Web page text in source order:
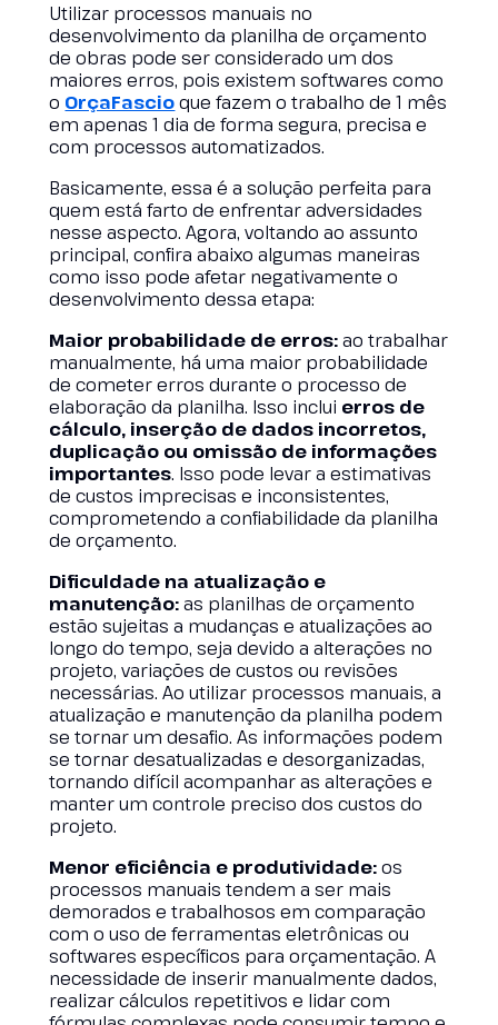
Utilizar processos manuais no
desenvolvimento da planilha de orçamento
de obras pode ser considerado um dos
maiores erros, pois existem softwares como
o OrçaFascioque fazem o trabalho de 1 mês
em apenas 1 dia de forma segura, precisa e
com processos automatizados.
Basicamente, essa é a solução perfeita para
quem está farto de enfrentar adversidades
nesse aspecto. Agora, voltando ao assunto
principal, confira abaixo algumas maneiras
como isso pode afetar negativamente o
desenvolvimento dessa etapa:
Maior probabilidade de erros:ao trabalhar
manualmente, há uma maior probabilidade
de cometer erros durante o processo de
elaboração da planilha. Isso inclui erros de
cálculo, inserção de dados incorretos,
duplicação ou omissão de informações
importantes. Isso pode levar a estimativas
de custos imprecisas e inconsistentes,
comprometendo a confiabilidade da planilha
de orçamento.
Dificuldade na atualização e
manutenção:as planilhas de orçamento
estão sujeitas a mudanças e atualizações ao
longo do tempo, seja devido a alterações no
projeto, variações de custos ou revisões
necessárias. Ao utilizar processos manuais, a
atualização e manutenção da planilha podem
se tornar um desafio. As informações podem
se tornar desatualizadas e desorganizadas,
tornando difícil acompanhar as alterações e
manter um controle preciso dos custos do
projeto.
Menor eficiência e produtividade:os
processos manuais tendem a ser mais
demorados e trabalhosos em comparação
com o uso de ferramentas eletrônicas ou
softwares específicos para orçamentação. A
necessidade de inserir manualmente dados,
realizar cálculos repetitivos e lidar com